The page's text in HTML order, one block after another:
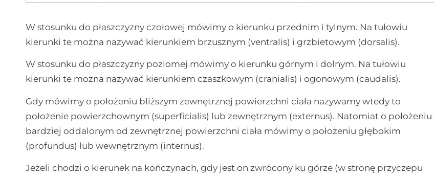
W stosunku do płaszczyzny czołowej mówimy o kierunku przednim i tylnym. Na tułowiu
kierunki te można nazywać kierunkiem brzusznym (ventralis) i grzbietowym (dorsalis).
W stosunku do płaszczyzny poziomej mówimy o kierunku górnym i dolnym. Na tułowiu
kierunki te można nazywać kierunkiem czaszkowym (cranialis) i ogonowym (caudalis).
Gdy mówimy o położeniu bliższym zewnętrznej powierzchni ciała nazywamy wtedy to
położenie powierzchownym (superficialis) lub zewnętrznym (externus). Natomiat o położeniu
bardziej oddalonym od zewnętrznej powierzchni ciała mówimy o położeniu głębokim
(profundus) lub wewnętrznym (internus).
Jeżeli chodzi o kierunek na kończynach, gdy jest on zwrócony ku górze (w stronę przyczepu